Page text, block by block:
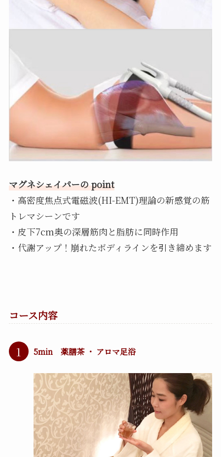
マグネシェイパーの point
・高密度焦点式電磁波(HI-EMT)理論の新感覚の筋
トレマシーンです
・皮下7cm奥の深層筋肉と脂肪に同時作用
・代謝アップ！崩れたボディラインを引き締めます
コース内容
1 5min 薬膳茶 ・ アロマ足浴